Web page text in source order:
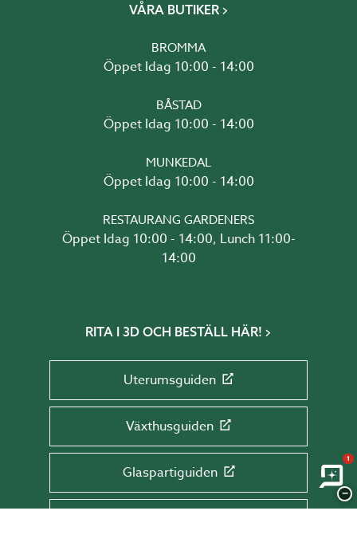
VÅRA BUTIKER
BROMMA
Öppet Idag 10:00 - 14:00
BÅSTAD
Öppet Idag 10:00 - 14:00
MUNKEDAL
Öppet Idag 10:00 - 14:00
RESTAURANG GARDENERS
Öppet Idag 10:00 - 14:00, Lunch 11:00-
14:00
RITA I 3D OCH BESTÄLL HÄR!
Uterumsguiden
Växthusguiden
Glaspartiguiden
1
−